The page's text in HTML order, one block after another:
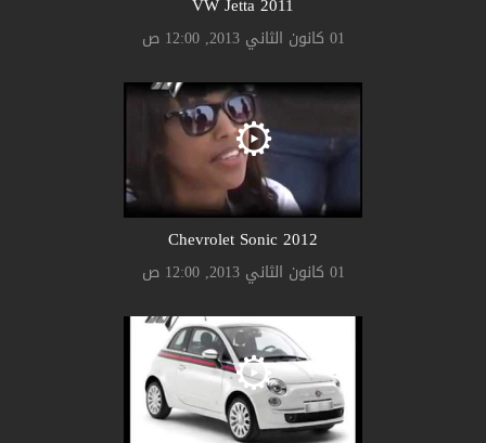
01 كانون الثاني 2013, 12:00 ص
2012 Chevrolet Sonic
01 كانون الثاني 2013, 12:00 ص